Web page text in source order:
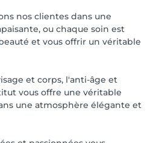
nos clientes dans une
ou chaque soin est
et vous offrir un véritable
et corps, l'anti-âge et
vous offre une véritable
une atmosphère élégante et